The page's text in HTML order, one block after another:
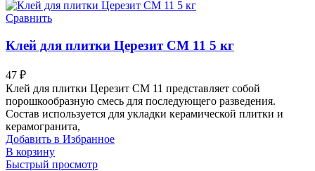
Сравнить
Клей для плитки Церезит СМ 11 5 кг
47 ₽
Клей для плитки Церезит СМ 11 представляет собой
порошкообразную смесь для последующего разведения.
Состав используется для укладки керамической плитки и
керамогранита,
Добавить в Избранное
В корзину
Быстрый просмотр